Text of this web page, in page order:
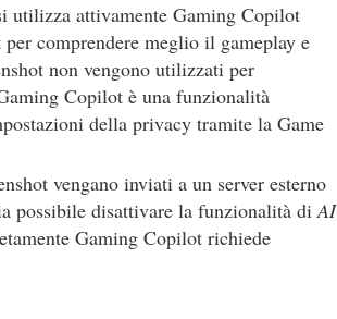
utilizza attivamente Gaming Copilot
comprendere meglio il gameplay e
non vengono utilizzati per
Copilot è una funzionalità
della privacy tramite la Game
vengano inviati a un server esterno
possibile disattivare la funzionalità diAI
Gaming Copilot richiede